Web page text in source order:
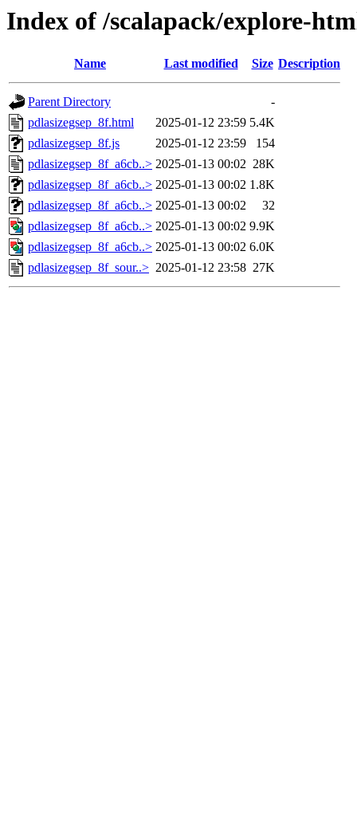
Index of /scalapack/explore-
Name Last modified Size Description
Parent Directory
-
pdlasizegsep_8f.html
2025-01-12 23:59 5.4K
pdlasizegsep_8f.js
2025-01-12 23:59
154
pdlasizegsep_8f_a6cb..> 2025-01-13 00:02 28K
pdlasizegsep_8f_a6cb..> 2025-01-13 00:02 1.8K
pdlasizegsep_8f_a6cb..> 2025-01-13 00:02
32
pdlasizegsep_8f_a6cb..> 2025-01-13 00:02 9.9K
pdlasizegsep_8f_a6cb..> 2025-01-13 00:02 6.0K
pdlasizegsep_8f_sour..> 2025-01-12 23:58 27K